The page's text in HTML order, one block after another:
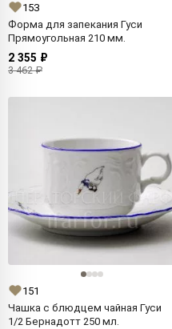
153
Форма для запекания Гуси
Прямоугольная 210 мм.
2 355 ₽
3 462 ₽
151
Чашка с блюдцем чайная Гуси
1/2 Бернадотт 250 мл.